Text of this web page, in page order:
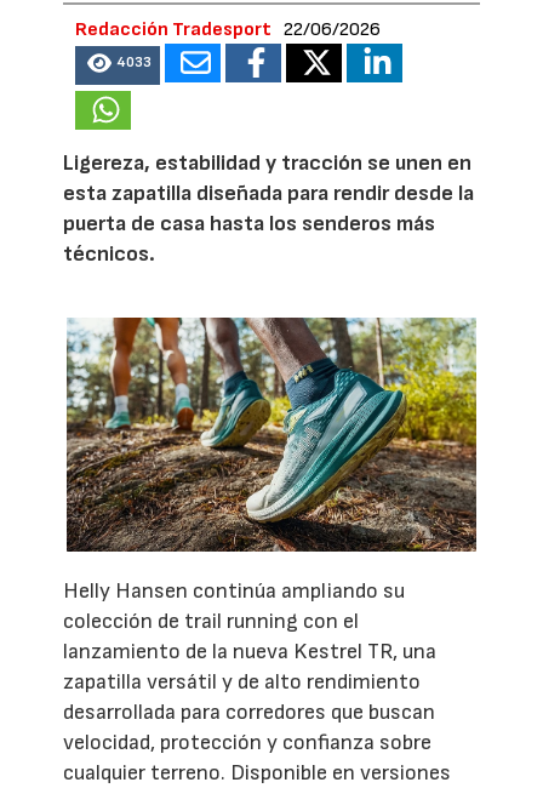
Redacción Tradesport 22/06/2026
4033
Ligereza, estabilidad y tracción se unen en
esta zapatilla diseñada para rendir desde la
puerta de casa hasta los senderos más
técnicos.
Helly Hansen continúa ampliando su
colección de trail running con el
lanzamiento de la nueva Kestrel TR, una
zapatilla versátil y de alto rendimiento
desarrollada para corredores que buscan
velocidad, protección y confianza sobre
cualquier terreno. Disponible en versiones